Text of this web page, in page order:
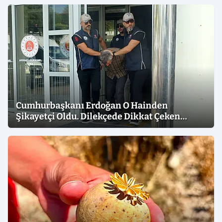
Cumhurbaşkanı Erdoğan O Hainden
Şikayetçi Oldu. Dilekçede Dikkat Çeken
İfadeler